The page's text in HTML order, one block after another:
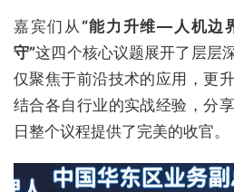
嘉宾们从 “能力升维—人机
守”这四个核心议题展开了层层
仅聚焦于前沿技术的应用，更
结合各自行业的实战经验，分
日整个议程提供了完美的收官。